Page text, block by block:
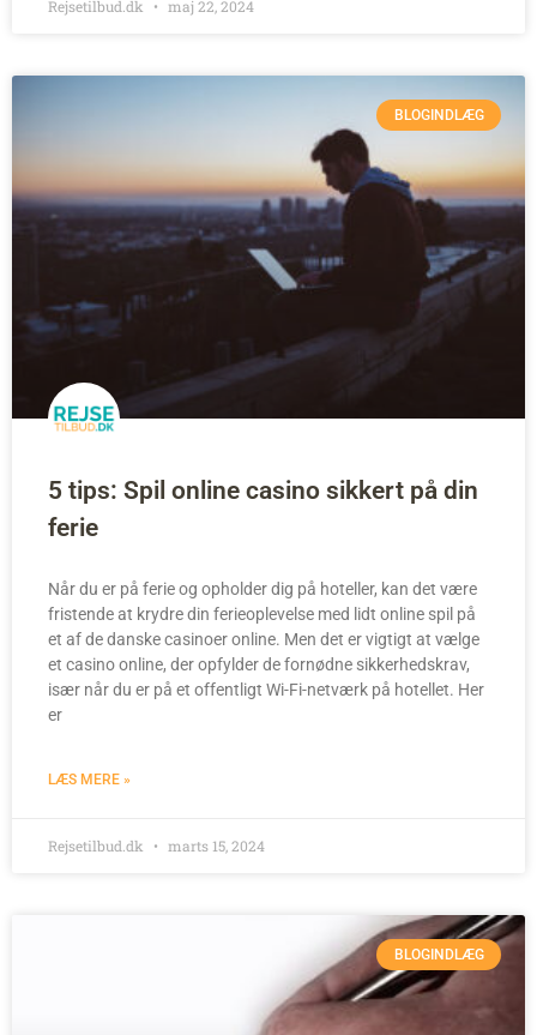
Rejsetilbud.dk maj 22, 2024
BLOGINDLÆG
5 tips: Spil online casino sikkert på din
ferie
Når du er på ferie og opholder dig på hoteller, kan det være
fristende at krydre din ferieoplevelse med lidt online spil på
et af de danske casinoer online. Men det er vigtigt at vælge
et casino online, der opfylder de fornødne sikkerhedskrav,
især når du er på et offentligt Wi-Fi-netværk på hotellet. Her
er
LÆS MERE »
Rejsetilbud.dk marts 15, 2024
BLOGINDLÆG